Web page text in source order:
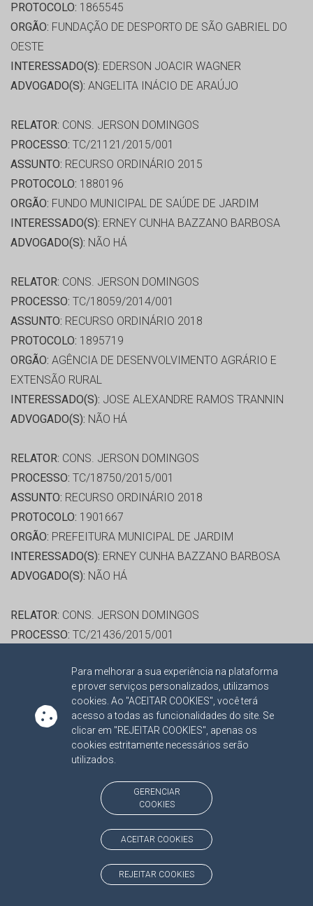
Para melhorar a sua experiência na plataforma
e prover serviços personalizados, utilizamos
cookies. Ao "ACEITAR COOKIES", você terá
acesso a todas as funcionalidades do site. Se
clicar em "REJEITAR COOKIES", apenas os
cookies estritamente necessários serão
utilizados.
GERENCIAR
COOKIES
ACEITAR COOKIES
REJEITAR COOKIES
PROTOCOLO: 1865545
ORGÃO: FUNDAÇÃO DE DESPORTO DE SÃO GABRIEL DO
OESTE
INTERESSADO(S): EDERSON JOACIR WAGNER
ADVOGADO(S): ANGELITA INÁCIO DE ARAÚJO
RELATOR: CONS. JERSON DOMINGOS
PROCESSO: TC/21121/2015/001
ASSUNTO: RECURSO ORDINÁRIO 2015
PROTOCOLO: 1880196
ORGÃO: FUNDO MUNICIPAL DE SAÚDE DE JARDIM
INTERESSADO(S): ERNEY CUNHA BAZZANO BARBOSA
ADVOGADO(S): NÃO HÁ
RELATOR: CONS. JERSON DOMINGOS
PROCESSO: TC/18059/2014/001
ASSUNTO: RECURSO ORDINÁRIO 2018
PROTOCOLO: 1895719
ORGÃO: AGÊNCIA DE DESENVOLVIMENTO AGRÁRIO E
EXTENSÃO RURAL
INTERESSADO(S): JOSE ALEXANDRE RAMOS TRANNIN
ADVOGADO(S): NÃO HÁ
RELATOR: CONS. JERSON DOMINGOS
PROCESSO: TC/18750/2015/001
ASSUNTO: RECURSO ORDINÁRIO 2018
PROTOCOLO: 1901667
ORGÃO: PREFEITURA MUNICIPAL DE JARDIM
INTERESSADO(S): ERNEY CUNHA BAZZANO BARBOSA
ADVOGADO(S): NÃO HÁ
RELATOR: CONS. JERSON DOMINGOS
PROCESSO: TC/21436/2015/001
PROTOCOLO:1933101
PREFEITURA MUNICIPAL DE DOURADOS
INTERESSADO(S):JORGE LUIS DE LUCIA
ADVOGADO(S):NÃO HÁ
TC/17331/2015/001
RECURSO ORDINÁRIO 2018
1939729
PREFEITURA MUNICIPAL DE JARDIM
ERNEY CUNHA BAZZANO BARBOSA